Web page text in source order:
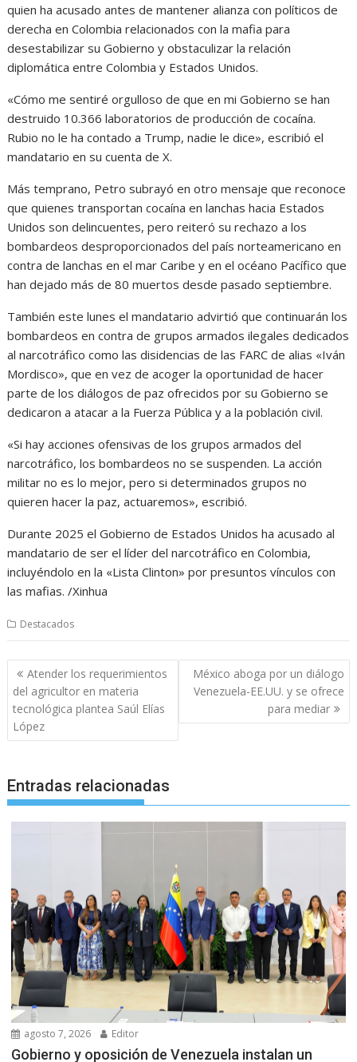
quien ha acusado antes de mantener alianza con políticos de
derecha en Colombia relacionados con la mafia para
desestabilizar su Gobierno y obstaculizar la relación
diplomática entre Colombia y Estados Unidos.
«Cómo me sentiré orgulloso de que en mi Gobierno se han
destruido 10.366 laboratorios de producción de cocaína.
Rubio no le ha contado a Trump, nadie le dice», escribió el
mandatario en su cuenta de X.
Más temprano, Petro subrayó en otro mensaje que reconoce
que quienes transportan cocaína en lanchas hacia Estados
Unidos son delincuentes, pero reiteró su rechazo a los
bombardeos desproporcionados del país norteamericano en
contra de lanchas en el mar Caribe y en el océano Pacífico que
han dejado más de 80 muertos desde pasado septiembre.
También este lunes el mandatario advirtió que continuarán los
bombardeos en contra de grupos armados ilegales dedicados
al narcotráfico como las disidencias de las FARC de alias «Iván
Mordisco», que en vez de acoger la oportunidad de hacer
parte de los diálogos de paz ofrecidos por su Gobierno se
dedicaron a atacar a la Fuerza Pública y a la población civil.
«Si hay acciones ofensivas de los grupos armados del
narcotráfico, los bombardeos no se suspenden. La acción
militar no es lo mejor, pero si determinados grupos no
quieren hacer la paz, actuaremos», escribió.
Durante 2025 el Gobierno de Estados Unidos ha acusado al
mandatario de ser el líder del narcotráfico en Colombia,
incluyéndolo en la «Lista Clinton» por presuntos vínculos con
las mafias. /Xinhua
Destacados
Navegación
de
entradas
Atender los requerimientos
del agricultor en materia
tecnológica plantea Saúl Elías
López
México aboga por un diálogo
Venezuela-EE.UU. y se ofrece
para mediar
Entradas relacionadas
agosto 7, 2026 Editor
Gobierno y oposición de Venezuela instalan un